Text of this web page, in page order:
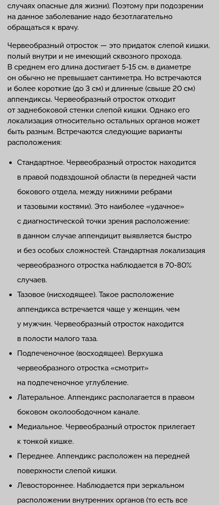
случаях опасные для жизни). Поэтому при подозрении
на данное заболевание надо безотлагательно
обращаться к врачу.
Червеобразный отросток — это придаток слепой кишки,
полый внутри и не имеющий сквозного прохода.
В среднем его длина достигает 5-15 см, в диаметре
он обычно не превышает сантиметра. Но встречаются
и более короткие (до 3 см) и длинные (свыше 20 см)
аппендиксы. Червеобразный отросток отходит
от заднебоковой стенки слепой кишки. Однако его
локализация относительно остальных органов может
быть разным. Встречаются следующие варианты
расположения:
Стандартное. Червеобразный отросток находится
в правой подвздошной области (в передней части
бокового отдела, между нижними ребрами
и тазовыми костями). Это наиболее «удачное»
с диагностической точки зрения расположение:
в данном случае аппендицит выявляется быстро
и без особых сложностей. Стандартная локализация
червеобразного отростка наблюдается в 70-80%
случаев.
Тазовое (нисходящее). Такое расположение
аппендикса встречается чаще у женщин, чем
у мужчин. Червеобразный отросток находится
в полости малого таза.
Подпеченочное (восходящее). Верхушка
червеобразного отростка «смотрит»
на подпеченочное углубление.
Латеральное. Аппендикс располагается в правом
боковом околоободочном канале.
Медиальное. Червеобразный отросток прилегает
к тонкой кишке.
Переднее. Аппендикс расположен на передней
поверхности слепой кишки.
Левостороннее. Наблюдается при зеркальном
расположении внутренних органов (то есть все